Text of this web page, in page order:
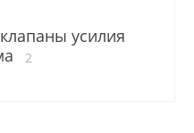
усилия
2